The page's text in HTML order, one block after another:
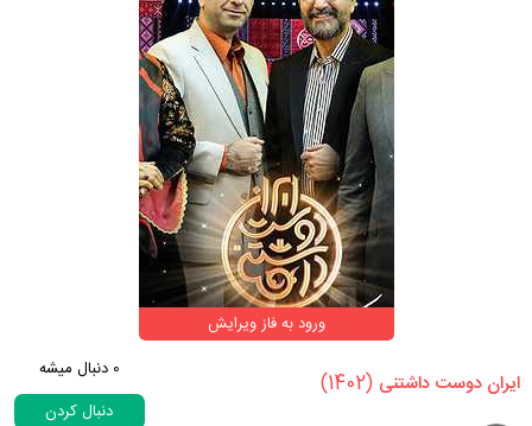
ورود به فاز ویرایش
‏ایران دوست داشتنی‏ (1402)
0 دنبال میشه
دنبال کردن